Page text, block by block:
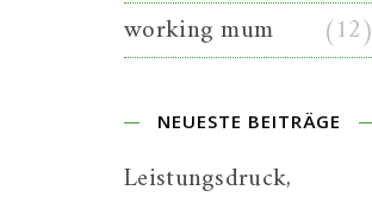
working mum
(12)
NEUESTE BEITRÄGE
Leistungsdruck,